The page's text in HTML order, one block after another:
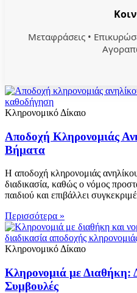
Μεταφράσεις •
Κληρονομικό Δίκαιο
Αποδοχή Κληρονομιάς
Βήματα
Η αποδοχή κληρονομιάς ανηλίκου
διαδικασία, καθώς ο νόμος
παιδιού και επιβάλλει
Περισσότερα »
Κληρονομικό Δίκαιο
Κληρονομιά με Διαθήκη:
Συμβουλές